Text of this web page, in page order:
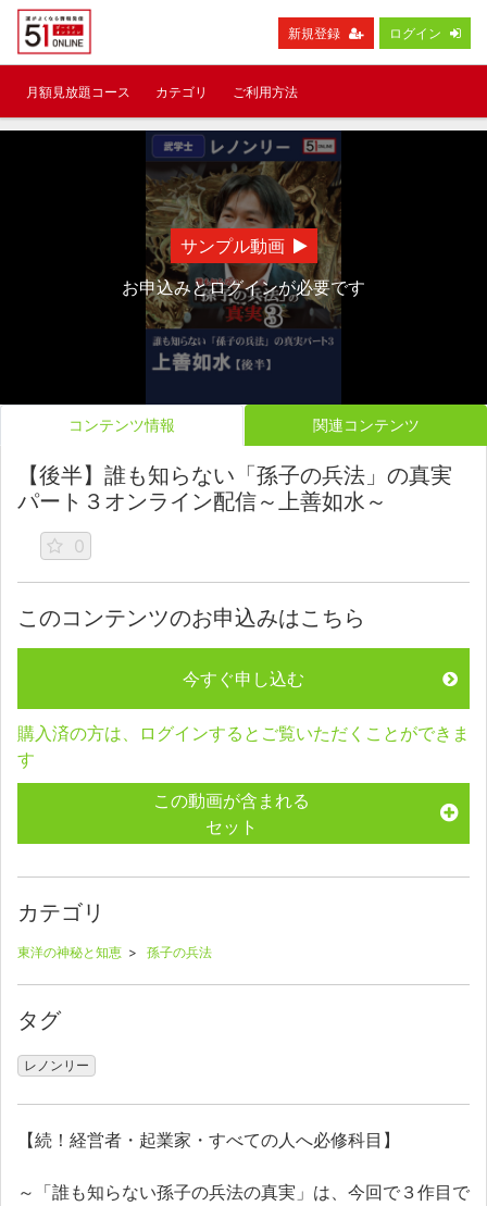
新規登録 ログイン
月額見放題コース カテゴリ ご利用方法
サンプル動画
お申込みとログインが必要です
コンテンツ情報 関連コンテンツ
【後半】誰も知らない「孫子の兵法」の真実
パート３オンライン配信～上善如水～
0
このコンテンツのお申込みはこちら
今すぐ申し込む
購入済の方は、ログインするとご覧いただくことができま
す
この動画が含まれる
セット
カテゴリ
東洋の神秘と知恵 > 孫子の兵法
タグ
レノンリー
【続！経営者・起業家・すべての人へ必修科目】
～「誰も知らない孫子の兵法の真実」は、今回で３作目で